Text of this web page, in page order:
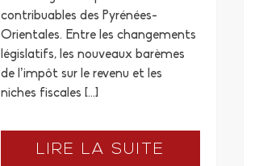
contribuables des Pyrénées-
Orientales. Entre les changements
législatifs, les nouveaux barèmes
de l’impôt sur le revenu et les
niches fiscales […]
LIRE LA SUITE